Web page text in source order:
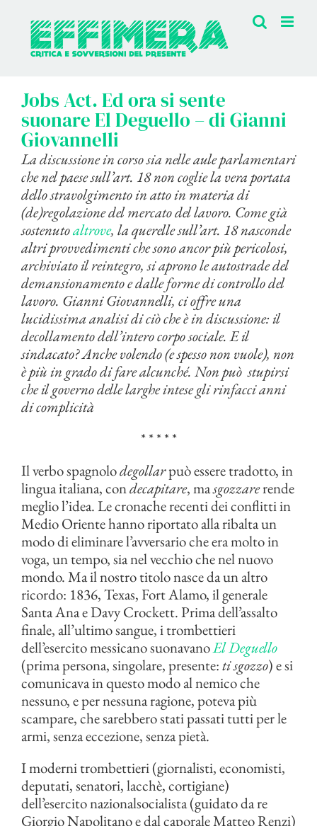
contenuto
Jobs Act. Ed ora si sente
suonare El Deguello – di Gianni
Giovannelli
La discussione in corso sia nelle aule parlamentari
che nel paese sull’art. 18 non coglie la vera portata
dello stravolgimento in atto in materia di
(de)regolazione del mercato del lavoro. Come già
sostenutoaltrove, la querelle sull’art. 18 nasconde
altri provvedimenti che sono ancor più pericolosi,
archiviato il reintegro, si aprono le autostrade del
demansionamento e dalle forme di controllo del
lavoro. Gianni Giovannelli, ci offre una
lucidissima analisi di ciò che è in discussione: il
decollamento dell’intero corpo sociale. E il
sindacato? Anche volendo (e spesso non vuole), non
è più in grado di fare alcunché. Non può stupirsi
che il governo delle larghe intese gli rinfacci anni
di complicità
* * * * *
Il verbo spagnolodegollarpuò essere tradotto, in
lingua italiana, condecapitare, masgozzarerende
meglio l’idea. Le cronache recenti dei conflitti in
Medio Oriente hanno riportato alla ribalta un
modo di eliminare l’avversario che era molto in
voga, un tempo, sia nel vecchio che nel nuovo
mondo. Ma il nostro titolo nasce da un altro
ricordo: 1836, Texas, Fort Alamo, il generale
Santa Ana e Davy Crockett. Prima dell’assalto
finale, all’ultimo sangue, i trombettieri
dell’esercito messicano suonavanoEl Deguello
(prima persona, singolare, presente:ti sgozzo) e si
comunicava in questo modo al nemico che
nessuno, e per nessuna ragione, poteva più
scampare, che sarebbero stati passati tutti per le
armi, senza eccezione, senza pietà.
I moderni trombettieri (giornalisti, economisti,
deputati, senatori, lacchè, cortigiane)
dell’esercito nazionalsocialista (guidato da re
Giorgio Napolitano e dal caporale Matteo Renzi)